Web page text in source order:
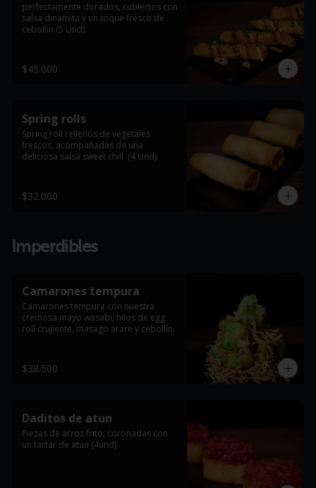
perfectamente dorados, cubiertos con
salsa dinamita y un toque fresco de
cebollín (5 Und).
$45.000
Spring rolls
Spring roll rellenos de vegetales
frescos, acompañadas de una
deliciosa salsa sweet chill  (4 Und).
$32.000
Imperdibles
Camarones tempura
Camarones tempura con nuestra
cremosa mayo wasabi, hilos de egg
roll crujiente, masago arare y cebollín.
$38.500
Daditos de atun
Piezas de arroz frito, coronadas con
un tartar de atun (4und)